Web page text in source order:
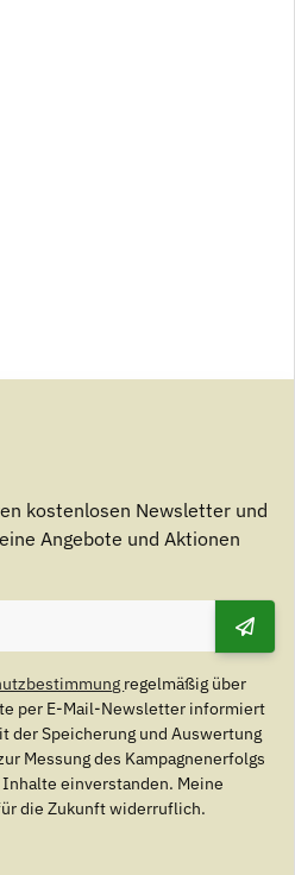
kostenlosen Newsletter und
Angebote und Aktionen
regelmäßig über
per E-Mail-Newsletter informiert
der Speicherung und Auswertung
Messung des Kampagnenerfolgs
einverstanden. Meine
die Zukunft widerruflich.